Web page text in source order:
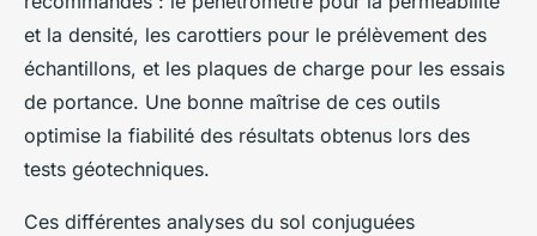
et la densité, les carottiers pour le prélèvement des
échantillons, et les plaques de charge pour les essais
de portance. Une bonne maîtrise de ces outils
optimise la fiabilité des résultats obtenus lors des
tests géotechniques.
Ces différentes analyses du sol conjuguées